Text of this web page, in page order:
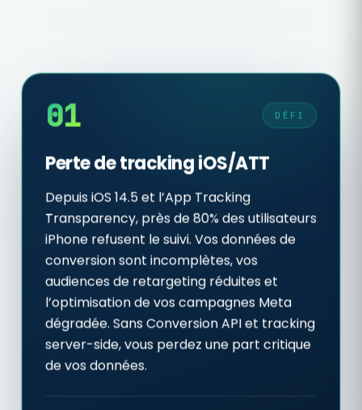
01 DÉFI
Perte de tracking iOS/ATT
Depuis iOS 14.5 et l’App Tracking
Transparency, près de 80% des utilisateurs
iPhone refusent le suivi. Vos données de
conversion sont incomplètes, vos
audiences de retargeting réduites et
l’optimisation de vos campagnes Meta
dégradée. Sans Conversion API et tracking
server-side, vous perdez une part critique
de vos données.